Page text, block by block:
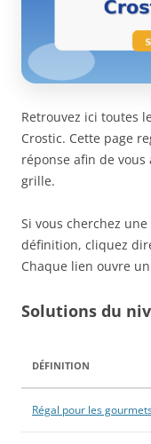
Retrouvez ici toutes
Crostic. Cette page
réponse afin de
grille.
Si vous cherchez
définition, cliquez
Chaque lien ouvre
Solutions du
DÉFINITION
Régal pour les